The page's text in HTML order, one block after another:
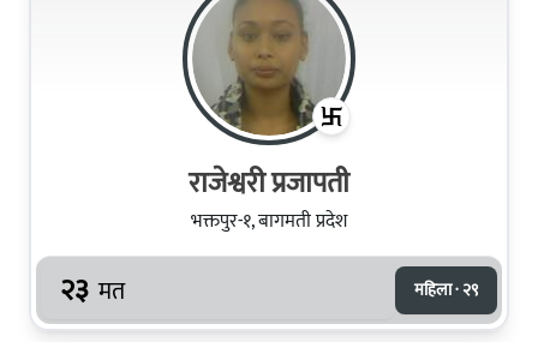
राजेश्वरी प्रजापती
भक्तपुर-१, बागमती प्रदेश
२३ मत महिला · २९